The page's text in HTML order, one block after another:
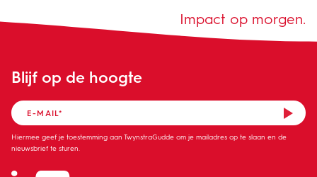
Blijf op de hoogte
Hiermee geef je toestemming aan TwynstraGudde om je mailadres op te slaan en de
nieuwsbrief te sturen.
Impact op morgen.